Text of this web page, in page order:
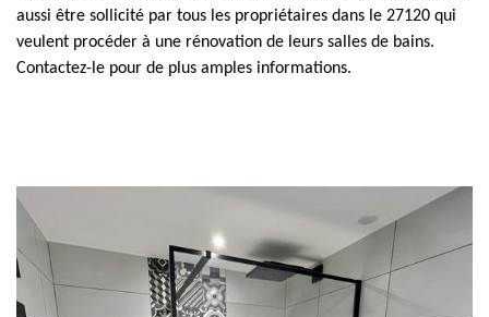
aussi être sollicité par tous les propriétaires dans le 27120 qui
veulent procéder à une rénovation de leurs salles de bains.
Contactez-le pour de plus amples informations.